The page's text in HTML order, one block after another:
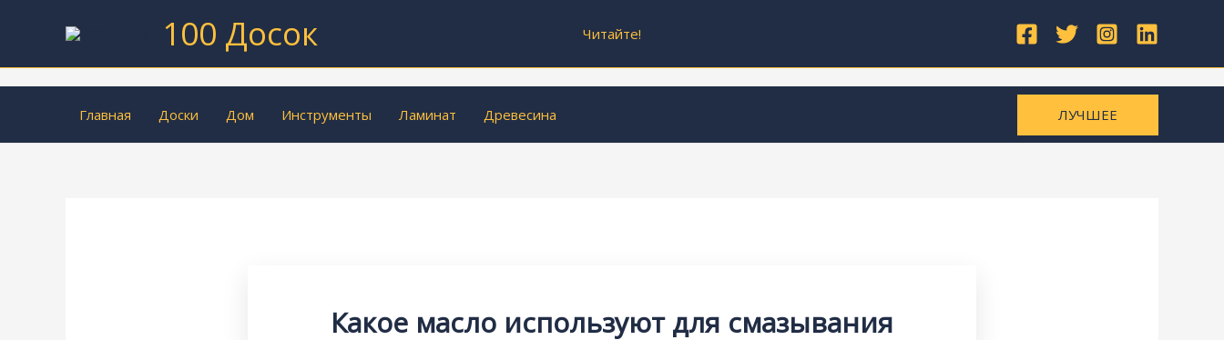
100 Досок Читайте!
Главная Доски Дом Инструменты Ламинат Древесина ЛУЧШЕЕ
Какое масло используют для смазывания